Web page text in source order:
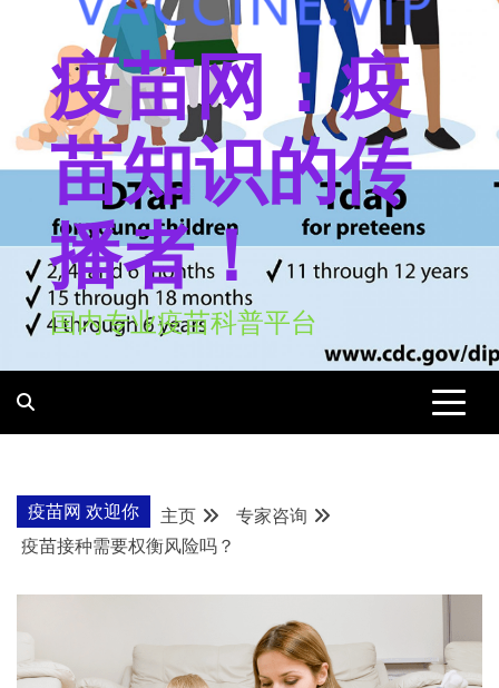
疫苗网：疫
苗知识的传
播者！
国内专业疫苗科普平台
疫苗网 欢迎你 主页
专家咨询
疫苗接种需要权衡风险吗？